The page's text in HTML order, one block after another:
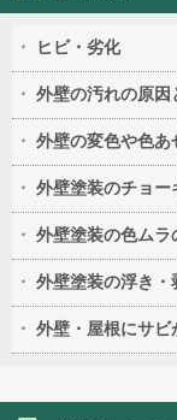
ヒビ・劣化
外壁の汚れの原因
外壁の変色や色あ
外壁塗装のチョー
外壁塗装の色ムラ
外壁塗装の浮き・
外壁・屋根にサビ